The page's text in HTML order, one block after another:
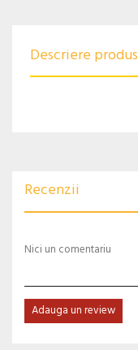
Descriere produs
Recenzii
Nici un comentariu
Adauga un review